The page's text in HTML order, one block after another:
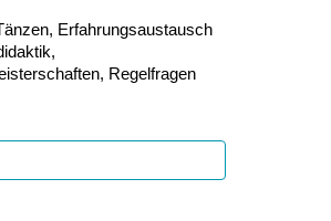
Erfahrungsaustausch
Regelfragen